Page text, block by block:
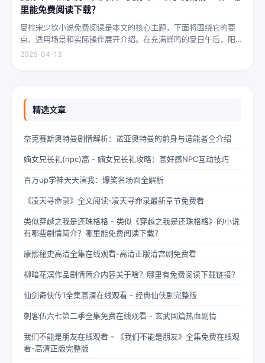
里能免费阅读下载？
夏柠宋少钦小说免费阅读是本文的核心主题，下面将围绕它的要
点、适用场景和实际操作展开介绍。在充满蝉鸣的夏日午后，阳光
透过梧桐树叶的缝隙，洒在少女夏柠的肩头。她坐在旧书摊旁，手
2026-04-13
精选文章
奈克赛斯奥特曼剧情解析：诺亚奥特曼的前身与适能者全介绍
嫡女兄长礼(npc)高 - 嫡女兄长礼攻略：高好感NPC互动技巧
百万up学神天天演我：爆笑名场面全解析
《凌天寻命录》全文阅读-凌天寻命录最新章节免费看
类似穿越之我是还珠格格 - 类似《穿越之我是还珠格格》的小说
有哪些剧情简介？哪里能免费阅读下载？
康熙秘史高清全集在线观看-高清正版清宫剧免费看
柳暗花溟作品剧情简介内容关于啥？哪里有免费阅读下载链接？
仙剑奇侠传1全集高清在线观看 - 经典仙侠剧完整版
刺客伍六七第二季全集免费在线观看 - 玄武国篇热血剧情
我们不能是朋友在线观看 - 《我们不能是朋友》全集免费在线观
看-高清正版完整版